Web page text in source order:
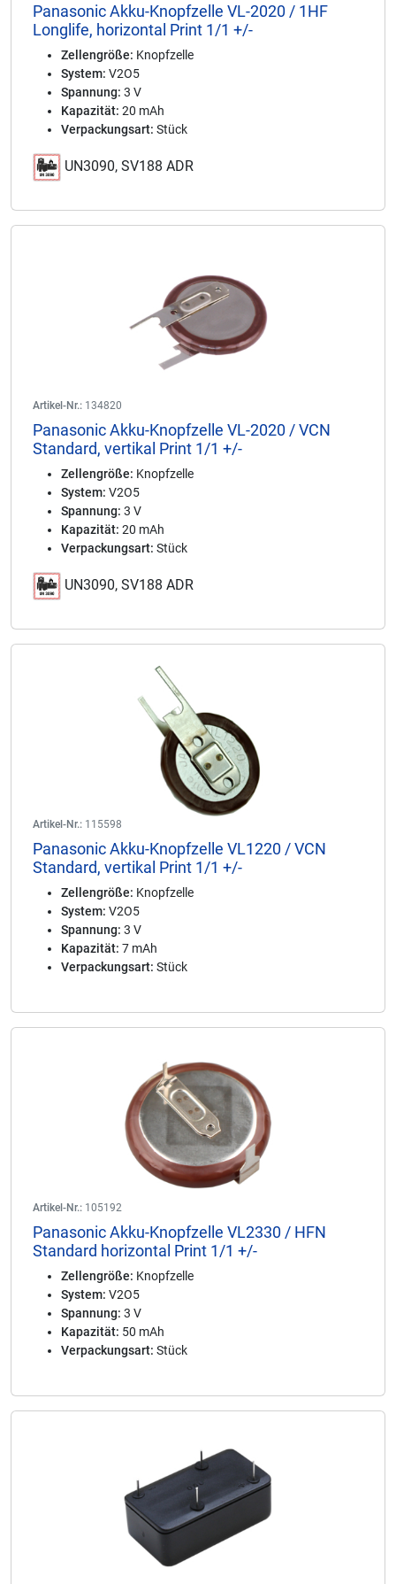
Panasonic Akku-Knopfzelle VL-2020 / 1HF
Longlife, horizontal Print 1/1 +/-
Zellengröße: Knopfzelle
System: V2O5
Spannung: 3 V
Kapazität: 20 mAh
Verpackungsart: Stück
UN3090, SV188 ADR
Artikel-Nr.: 134820
Panasonic Akku-Knopfzelle VL-2020 / VCN
Standard, vertikal Print 1/1 +/-
Zellengröße: Knopfzelle
System: V2O5
Spannung: 3 V
Kapazität: 20 mAh
Verpackungsart: Stück
UN3090, SV188 ADR
Artikel-Nr.: 115598
Panasonic Akku-Knopfzelle VL1220 / VCN
Standard, vertikal Print 1/1 +/-
Zellengröße: Knopfzelle
System: V2O5
Spannung: 3 V
Kapazität: 7 mAh
Verpackungsart: Stück
Artikel-Nr.: 105192
Panasonic Akku-Knopfzelle VL2330 / HFN
Standard horizontal Print 1/1 +/-
Zellengröße: Knopfzelle
System: V2O5
Spannung: 3 V
Kapazität: 50 mAh
Verpackungsart: Stück